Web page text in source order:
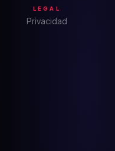
LEGAL
Privacidad